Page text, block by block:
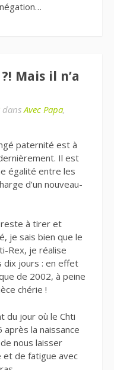
Mais il n’a
dans Avec Papa,
paternité est à
Il est
égalité entre les
d’un nouveau-
reste à tirer et
je sais bien que le
Rex, je réalise
dix jours : en effet
de 2002, à peine
chérie !
du jour où le Chti
la naissance
nous laisser
de fatigue avec